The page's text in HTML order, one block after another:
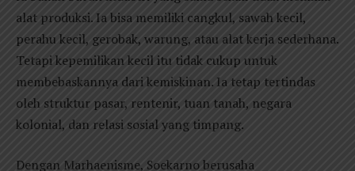
alat produksi. Ia bisa memiliki cangkul, sawah kecil,
perahu kecil, gerobak, warung, atau alat kerja sederhana.
Tetapi kepemilikan kecil itu tidak cukup untuk
membebaskannya dari kemiskinan. Ia tetap tertindas
oleh struktur pasar, rentenir, tuan tanah, negara
kolonial, dan relasi sosial yang timpang.
Dengan Marhaenisme, Soekarno berusaha